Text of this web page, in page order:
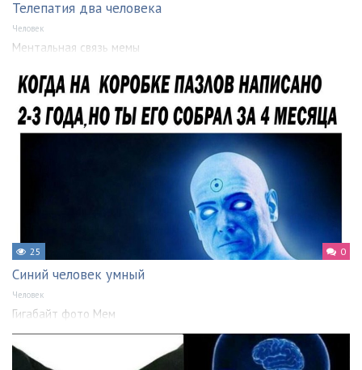
Телепатия два человека
Человек
Ментальная связь мемы
25 0
Синий человек умный
Человек
Гигабайт фото Мем